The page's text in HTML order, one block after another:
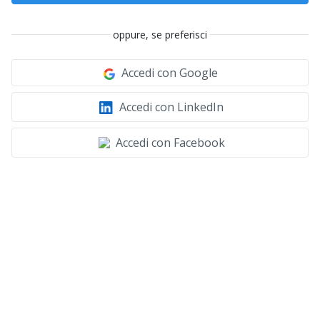
oppure, se preferisci
Accedi con Google
Accedi con LinkedIn
Accedi con Facebook